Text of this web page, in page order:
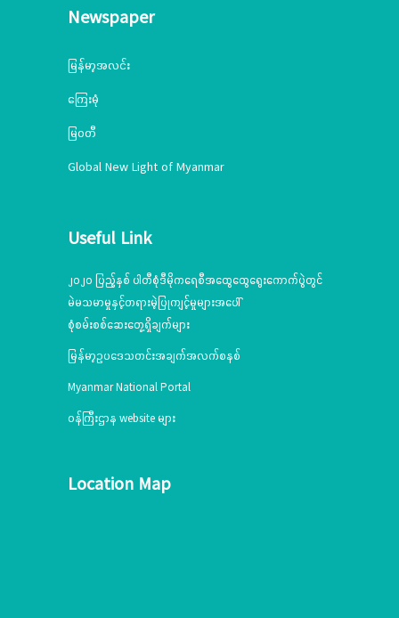
Newspaper
မြန်မာ့အလင်း
ကြေးမုံ
မြဝတီ
Global New Light of Myanmar
Useful Link
၂၀၂၀ ပြည့်နှစ် ပါတီစုံဒီမိုကရေစီအထွေထွေရွေးကောက်ပွဲတွင်
မဲမသမာမှုနှင့်တရားမဲ့ပြုကျင့်မှုများအပေါ်
စုံစမ်းစစ်ဆေးတွေ့ရှိချက်များ
မြန်မာ့ဥပဒေသတင်းအချက်အလက်စနစ်
Myanmar National Portal
ဝန်ကြီးဌာန website များ
Location Map